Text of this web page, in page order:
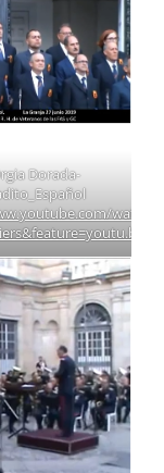
Dorada-
watch?